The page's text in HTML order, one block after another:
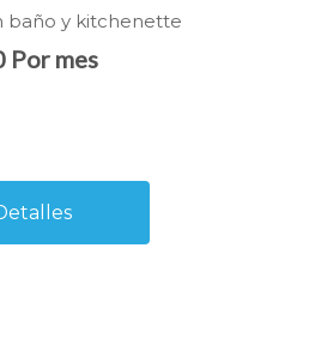
baño y kitchenette
Por mes